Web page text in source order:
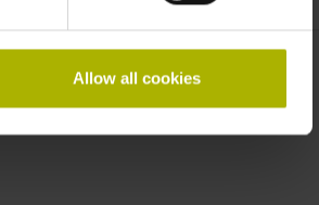
Allow all cookies